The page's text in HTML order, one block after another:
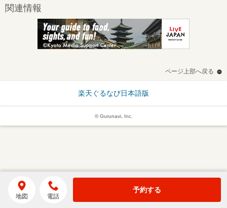
関連情報
ページ上部へ戻る
楽天ぐるなび日本語版
© Gurunavi, Inc.
地図 電話
予約する